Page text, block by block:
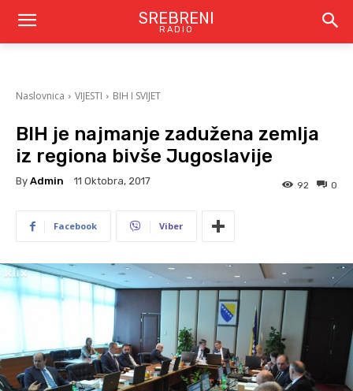
SREBRENI
RADIO
Naslovnica VIJESTI BIH I SVIJET
BIH je najmanje zadužena zemlja
iz regiona bivše Jugoslavije
By Admin 11 Oktobra, 2017 0
92
Facebook Viber